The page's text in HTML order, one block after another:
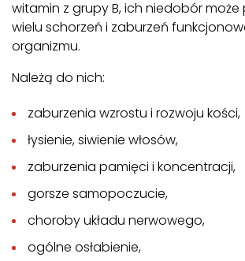
witamin z grupy B, ich niedobór
wielu schorzeń i zaburzeń
organizmu.
Należą do nich:
zaburzenia wzrostu i rozwoju kości,
łysienie, siwienie włosów,
zaburzenia pamięci i koncentracji,
gorsze samopoczucie,
choroby układu nerwowego,
ogólne osłabienie,